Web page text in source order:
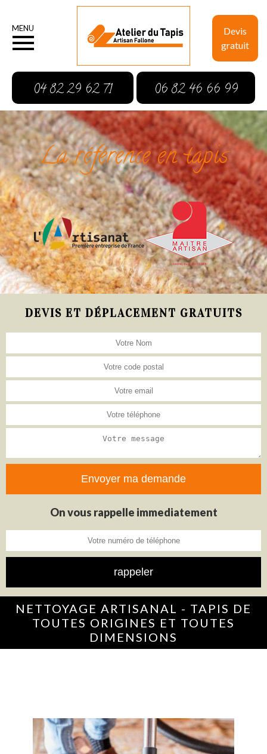
Devis
gratuit
MENU
04 82 29 62 71 06 82 46 66 99
La référence en tapis
DEVIS ET DÉPLACEMENT GRATUITS
On vous rappelle immediatement
NETTOYAGE ARTISANAL - TAPIS DE
TOUTES ORIGINES ET TOUTES
DIMENSIONS